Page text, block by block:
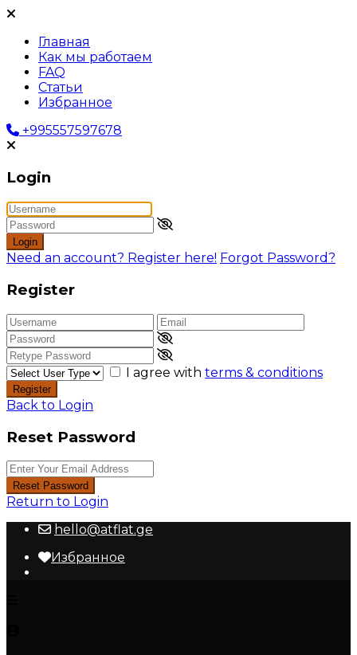
Главная
Как мы работаем
FAQ
Статьи
Избранное
+995557597678
Login
Login
Need an account? Register here! Forgot Password?
Register
I agree with terms & conditions
Register
Back to Login
Reset Password
Reset Password
Return to Login
hello@atflat.ge
Избранное